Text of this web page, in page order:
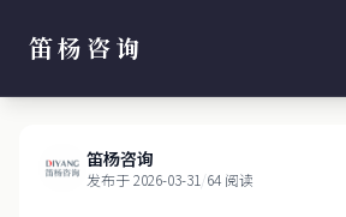
笛杨咨询
笛杨咨询
发布于 2026-03-31/64 阅读